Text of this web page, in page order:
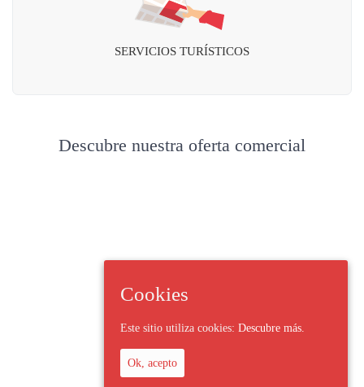
SERVICIOS TURÍSTICOS
Descubre nuestra oferta comercial
Cookies
Este sitio utiliza cookies: Descubre más.
Ok, acepto